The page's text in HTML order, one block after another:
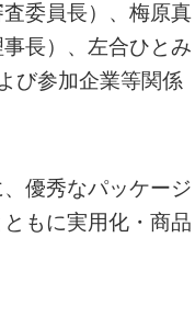
委員長）、梅原真
長）、左合ひとみ
び参加企業等関係
優秀なパッケージ
もに実用化・商品